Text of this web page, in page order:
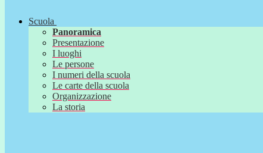
Scuola
Panoramica
Presentazione
I luoghi
Le persone
I numeri della scuola
Le carte della scuola
Organizzazione
La storia